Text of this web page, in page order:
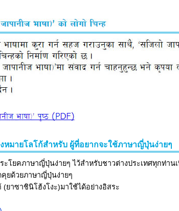
งหมายโลโก้สำหรับ ผู้ที่อยากจะใช้ภาษาญี่ปุ่นง่ายๆ
จัดทำเครื่องหมายโลโก้ และประโยคภาษาญี่ปุ่นง่ายๆ ไว้สำหรับ
ยด้วยภาษาญี่ปุ่นง่ายๆ
(ยาซาชินิโฮ้งโงะ)มาใช้ได้อย่างอิสระ